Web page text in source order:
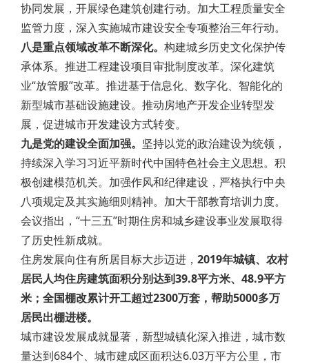
协同发展，开展绿色建筑创建行动。加大工程质量安全
监管力度，深入实施城市建设安全专项整治三年行动。
八是重点领域改革不断深化。 构建城乡历史文化保护传
承体系。推进工程建设项目审批制度改革。深化建筑
业“放管服”改革。推进基于信息化、数字化、智能化的
新型城市基础设施建设。推动房地产开发企业转型发
展，促进城市开发建设方式转变。
九是党的建设全面加强。 坚持以党的政治建设为统领，
持续深入学习习近平新时代中国特色社会主义思想。积
极创建模范机关。加强作风和纪律建设，严格执行中央
八项规定及其实施细则精神。加大干部教育培训力度。
会议指出，“十三五”时期住房和城乡建设事业发展取得
了历史性新成就。
住房发展向住有所居目标大步迈进， 2019年城镇、农村
居民人均住房建筑面积分别达到39.8平方米、48.9平方
米；全国棚改累计开工超过2300万套，帮助5000多万
居民出棚进楼。
城市建设发展成就显著，新型城镇化深入推进，城市数
量达到684个、城市建成区面积达6.03万平方公里，市